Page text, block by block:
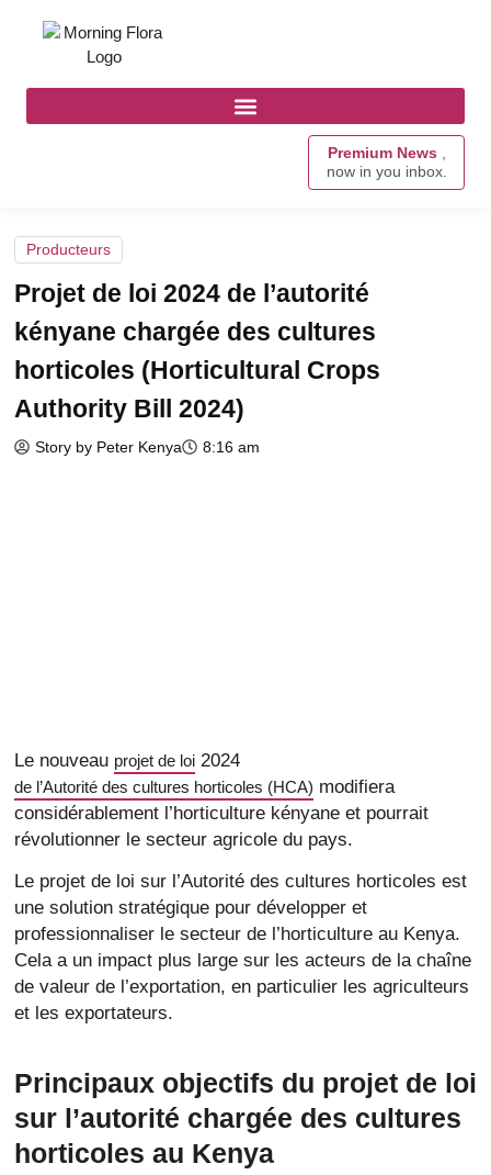
Premium News ,
now in you inbox.
Producteurs
Projet de loi 2024 de l’autorité
kényane chargée des cultures
horticoles (Horticultural Crops
Authority Bill 2024)
Story by Peter Kenya 8:16 am
Le nouveau projet de loi2024
de l’Autorité des cultures horticoles (HCA) modifiera
considérablement l’horticulture kényane et pourrait
révolutionner le secteur agricole du pays.
Le projet de loi sur l’Autorité des cultures horticoles est
une solution stratégique pour développer et
professionnaliser le secteur de l’horticulture au Kenya.
Cela a un impact plus large sur les acteurs de la chaîne
de valeur de l’exportation, en particulier les agriculteurs
et les exportateurs.
Principaux objectifs du projet de loi
sur l’autorité chargée des cultures
horticoles au Kenya